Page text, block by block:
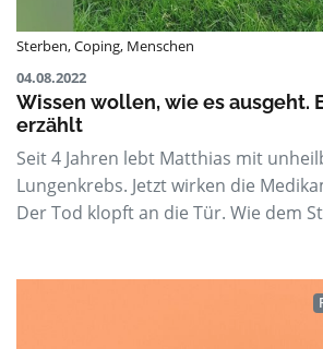
Sterben,Coping, Menschen
04.08.2022
Wissen wollen, wie es ausgeht.
erzählt
Seit 4 Jahren lebt Matthias mit
Lungenkrebs. Jetzt wirken die
Der Tod klopft an die Tür. Wie dem